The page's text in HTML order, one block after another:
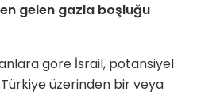
gelen gazla boşluğu
göre İsrail, potansiyel
üzerinden bir veya